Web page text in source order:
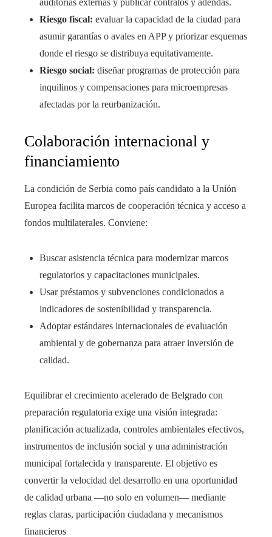
auditorías externas y publicar contratos y adendas.
Riesgo fiscal: evaluar la capacidad de la ciudad para
asumir garantías o avales en APP y priorizar esquemas
donde el riesgo se distribuya equitativamente.
Riesgo social: diseñar programas de protección para
inquilinos y compensaciones para microempresas
afectadas por la reurbanización.
Colaboración internacional y
financiamiento
La condición de Serbia como país candidato a la Unión
Europea facilita marcos de cooperación técnica y acceso a
fondos multilaterales. Conviene:
Buscar asistencia técnica para modernizar marcos
regulatorios y capacitaciones municipales.
Usar préstamos y subvenciones condicionados a
indicadores de sostenibilidad y transparencia.
Adoptar estándares internacionales de evaluación
ambiental y de gobernanza para atraer inversión de
calidad.
Equilibrar el crecimiento acelerado de Belgrado con
preparación regulatoria exige una visión integrada:
planificación actualizada, controles ambientales efectivos,
instrumentos de inclusión social y una administración
municipal fortalecida y transparente. El objetivo es
convertir la velocidad del desarrollo en una oportunidad
de calidad urbana —no solo en volumen— mediante
reglas claras, participación ciudadana y mecanismos
financieros